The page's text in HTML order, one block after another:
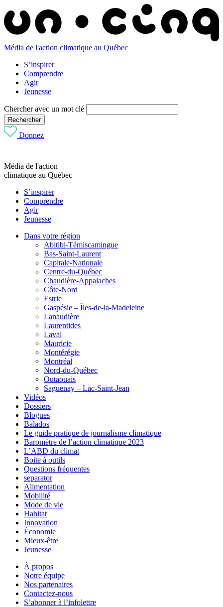
Média de l'action climatique au Québec
S’inspirer
Comprendre
Agir
Jeunesse
Chercher avec un mot clé
Rechercher
Donnez
Média de l'action
climatique au Québec
S’inspirer
Comprendre
Agir
Jeunesse
Dans votre région
Abitibi-Témiscamingue
Bas-Saint-Laurent
Capitale-Nationale
Centre-du-Québec
Chaudière-Appalaches
Côte-Nord
Estrie
Gaspésie – Îles-de-la-Madeleine
Lanaudière
Laurentides
Laval
Mauricie
Montérégie
Montréal
Nord-du-Québec
Outaouais
Saguenay – Lac-Saint-Jean
Vidéos
Dossiers
Blogues
Balados
Le guide pratique de journalisme climatique
Baromètre de l’action climatique 2023
L’ABD du climat
Boite à outils
Questions fréquentes
separator
Alimentation
Mobilité
Mode de vie
Habitat
Innovation
Économie
Mieux-être
Jeunesse
À propos
Notre équipe
Nos partenaires
Contactez-nous
S’abonner à l’infolettre